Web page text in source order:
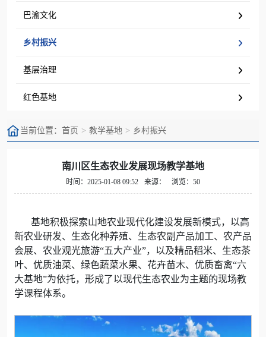
巴渝文化
乡村振兴
基层治理
红色基地
当前位置： 首页 教学基地 乡村振兴
南川区生态农业发展现场教学基地
时间：2025-01-08 09:52 来源： 浏览：50
基地积极探索山地农业现代化建设发展新模式，以高
新农业研发、生态化种养殖、生态农副产品加工、农产品
会展、农业观光旅游“五大产业”，以及精品稻米、生态茶
叶、优质油菜、绿色蔬菜水果、花卉苗木、优质畜禽“六
大基地”为依托，形成了以现代生态农业为主题的现场教
学课程体系。